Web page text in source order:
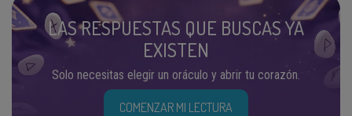
LAS RESPUESTAS QUE BUSCAS YA
EXISTEN
Solo necesitas elegir un oráculo y abrir tu corazón.
COMENZAR MI LECTURA